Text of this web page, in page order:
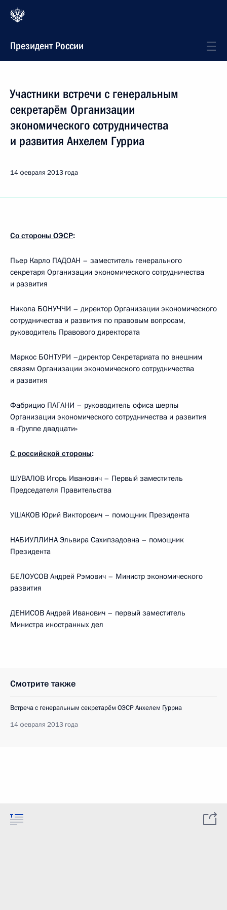
Президент России
Участники встречи с генеральным
секретарём Организации
экономического сотрудничества
и развития Анхелем Гурриа
14 февраля 2013 года
Со стороны ОЭСР:
Пьер Карло ПАДОАН – заместитель генерального
секретаря Организации экономического сотрудничества
и развития
Никола БОНУЧЧИ – директор Организации экономического
сотрудничества и развития по правовым вопросам,
руководитель Правового директората
Маркос БОНТУРИ –директор Секретариата по внешним
связям Организации экономического сотрудничества
и развития
Фабрицио ПАГАНИ – руководитель офиса шерпы
Организации экономического сотрудничества и развития
в «Группе двадцати»
С российской стороны:
ШУВАЛОВ Игорь Иванович – Первый заместитель
Председателя Правительства
УШАКОВ Юрий Викторович – помощник Президента
НАБИУЛЛИНА Эльвира Сахипзадовна – помощник
Президента
БЕЛОУСОВ Андрей Рэмович – Министр экономического
развития
ДЕНИСОВ Андрей Иванович – первый заместитель
Министра иностранных дел
Смотрите также
Встреча с генеральным секретарём ОЭСР Анхелем Гурриа
14 февраля 2013 года